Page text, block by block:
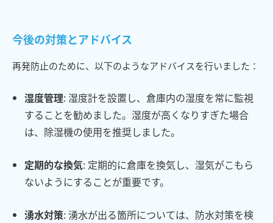
今後の対策とアドバイス
再発防止のために、以下のようなアドバイスを行いました：
湿度管理: 湿度計を設置し、倉庫内の湿度を常に監視
することを勧めました。湿度が高くなりすぎた場合
は、除湿機の使用を推奨しました。
定期的な換気: 定期的に倉庫を換気し、湿気がこもら
ないようにすることが重要です。
湧水対策: 湧水が出る箇所については、防水対策を検